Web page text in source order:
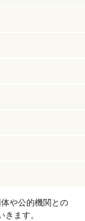
や公的機関との
ます。